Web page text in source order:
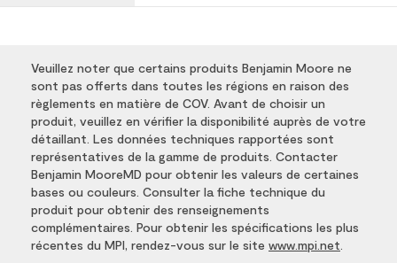
Veuillez noter que certains produits Benjamin Moore ne
sont pas offerts dans toutes les régions en raison des
règlements en matière de COV. Avant de choisir un
produit, veuillez en vérifier la disponibilité auprès de votre
détaillant. Les données techniques rapportées sont
représentatives de la gamme de produits. Contacter
Benjamin MooreMD pour obtenir les valeurs de certaines
bases ou couleurs. Consulter la fiche technique du
produit pour obtenir des renseignements
complémentaires. Pour obtenir les spécifications les plus
récentes du MPI, rendez-vous sur le site www.mpi.net